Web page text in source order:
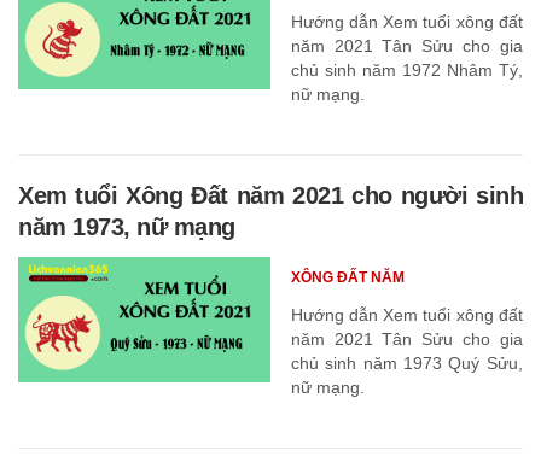
Hướng dẫn Xem tuổi xông đất
năm 2021 Tân Sửu cho gia
chủ sinh năm 1972 Nhâm Tý,
nữ mạng.
Xem tuổi Xông Đất năm 2021 cho người sinh
năm 1973, nữ mạng
Hướng dẫn Xem tuổi xông đất
năm 2021 Tân Sửu cho gia
chủ sinh năm 1973 Quý Sửu,
nữ mạng.
XÔNG ĐẤT NĂM